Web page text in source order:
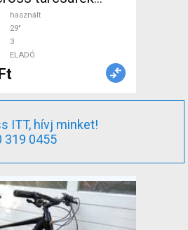
használt
29"
3
ELADÓ
ITT, hívj minket!
319 0455